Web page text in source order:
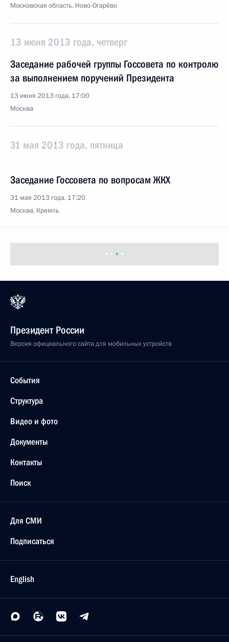
Московская область, Ново-Огарёво
13 июня 2013 года, четверг
Заседание рабочей группы Госсовета по контролю
за выполнением поручений Президента
13 июня 2013 года, 17:00
Москва
31 мая 2013 года, пятница
Заседание Госсовета по вопросам ЖКХ
31 мая 2013 года, 17:20
Москва, Кремль
Президент России
Версия официального сайта для мобильных устройств
События
Структура
Видео и фото
Документы
Контакты
Поиск
Для СМИ
Подписаться
English